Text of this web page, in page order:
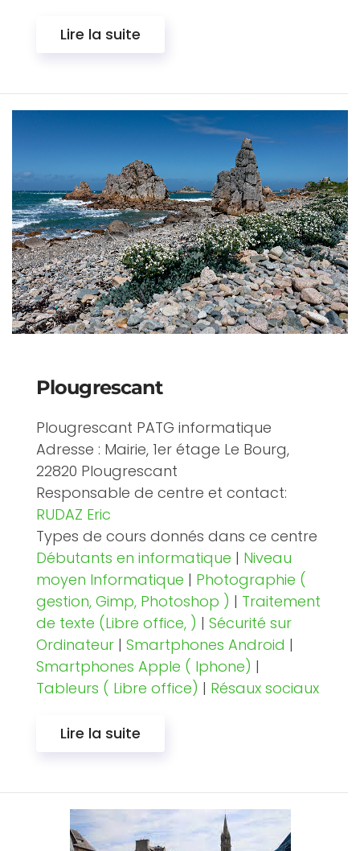
Lire la suite
Plougrescant
Plougrescant PATG informatique
Adresse : Mairie, 1er étage Le Bourg,
22820 Plougrescant
Responsable de centre et contact:
RUDAZ Eric
Types de cours donnés dans ce centre
Débutants en informatique | Niveau
moyen Informatique | Photographie (
gestion, Gimp, Photoshop ) | Traitement
de texte (Libre office, ) | Sécurité sur
Ordinateur | Smartphones Android |
Smartphones Apple ( Iphone) |
Tableurs ( Libre office) | Résaux sociaux
Lire la suite